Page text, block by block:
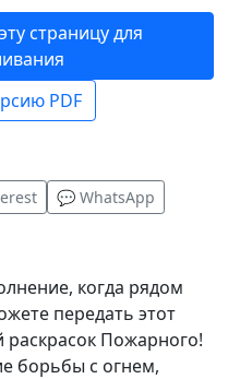
страницу для
PDF
💬 WhatsApp
когда рядом
передать этот
раскрасок Пожарного!
борьбы с огнем,